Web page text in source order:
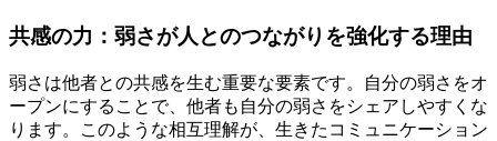
共感の力：弱さが人とのつながりを強化する理由
弱さは他者との共感を生む重要な要素です。自分の弱さをオ
ープンにすることで、他者も自分の弱さをシェアしやすくな
ります。このような相互理解が、生きたコミュニケーション